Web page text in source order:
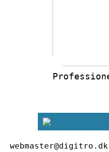
webmaster@digitro.dk